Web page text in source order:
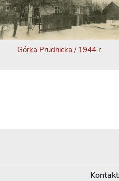
Górka Prudnicka / 1944 r.
Kontakt